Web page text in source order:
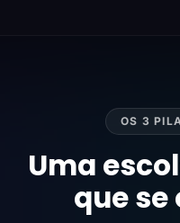
OS 3
Uma
que